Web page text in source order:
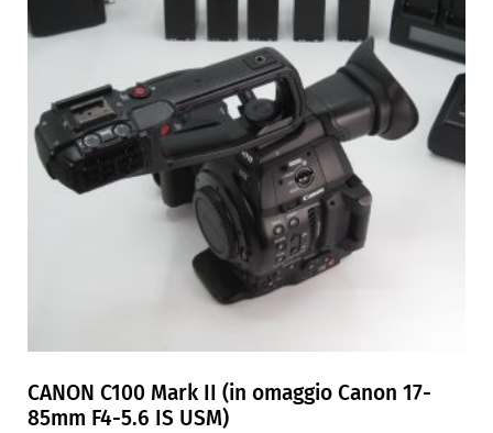
CANON C100 Mark II (in omaggio Canon 17-
85mm F4-5.6 IS USM)